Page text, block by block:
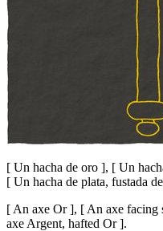
[ Un hacha de oro ], [ Un
[ Un hacha de plata, fustada
[ An axe Or], [ An axe facing
axe Argent, hafted Or].